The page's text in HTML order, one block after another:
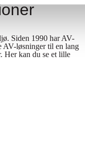
Siden 1990 har AV-
AV-løsninger til en lang
Her kan du se et lille